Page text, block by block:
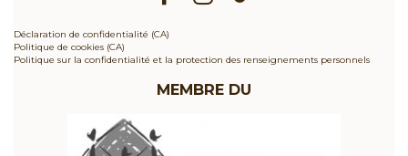
Déclaration de confidentialité (CA)
Politique de cookies (CA)
Politique sur la confidentialité et la protection des renseignements personnels
MEMBRE DU